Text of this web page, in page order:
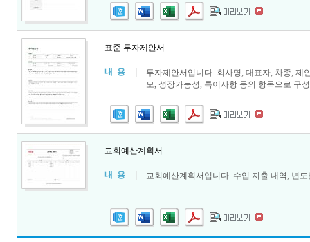
표준 투자제안서
내 용
투자제안서입니다. 회사명, 대표자, 차종, 제
모, 성장가능성, 특이사항 등의 항목으로 구
교회예산계획서
내 용 교회예산계획서입니다. 수입.지출 내역, 년